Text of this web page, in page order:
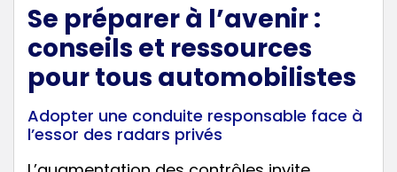
Se préparer à l’avenir :
conseils et ressources
pour tous automobilistes
Adopter une conduite responsable face à
l’essor des radars privés